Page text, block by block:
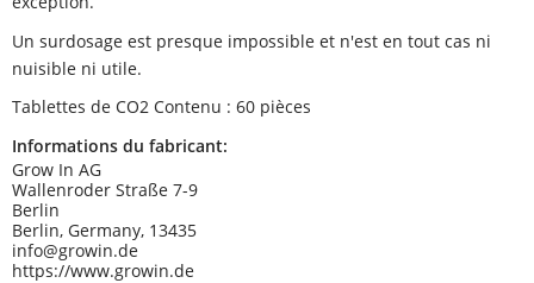
Un surdosage est presque impossible et n'est en tout cas ni
nuisible ni utile.
Tablettes de CO2 Contenu : 60 pièces
Informations du fabricant:
Grow In AG
Wallenroder Straße 7-9
Berlin
Berlin, Germany, 13435
info@growin.de
https://www.growin.de